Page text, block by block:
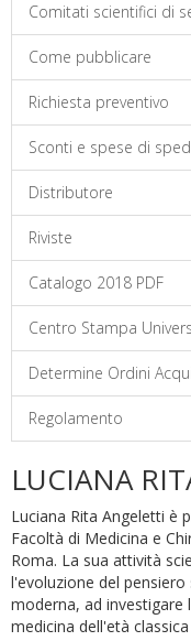
Comitati scientifici di
Come pubblicare
Richiesta preventivo
Sconti e spese di
Distributore
Riviste
Catalogo 2018 PDF
Centro Stampa
Determine Ordini
Regolamento
LUCIANA
Luciana Rita Angeletti è
Facoltà di Medicina e
Roma. La sua attività
l'evoluzione del
moderna, ad investigare
medicina dell'età